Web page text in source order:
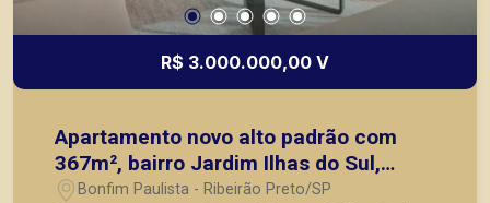
de imóveis prontos, usados ou mesmo nos
principais lançamentos da cidade de Ribeirão
R$ 3.000.000,00 V
Apartamento novo alto padrão com
367m², bairro Jardim Ilhas do Sul,
Zona Sul de Ribeirão Preto/SP.
Bonfim Paulista - Ribeirão Preto/SP